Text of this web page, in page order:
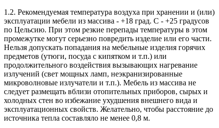
1.2. Рекомендуемая температура воздуха при хранении и (или)
эксплуатации мебели из массива - +18 град. С - +25 градусов
по Цельсию. При этом резкие перепады температуры в этом
промежутке могут серьезно повредить изделие или его части.
Нельзя допускать попадания на мебельные изделия горячих
предметов (утюги, посуда с кипятком и т.п.) или
продолжительного воздействия вызывающих нагревание
излучений (свет мощных ламп, неэкранизированные
микроволновые излучатели и т.п.). Мебель из массива не
следует размещать вблизи отопительных приборов, сырых и
холодных стен во избежание ухудшения внешнего вида и
эксплуатационных свойств. Желательно, чтобы расстояние до
источника тепла составляло не менее 0,8 м.